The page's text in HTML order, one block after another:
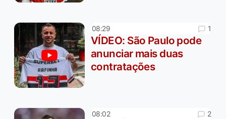
08:29 1
VÍDEO: São Paulo pode
anunciar mais duas
contratações
08:02 2